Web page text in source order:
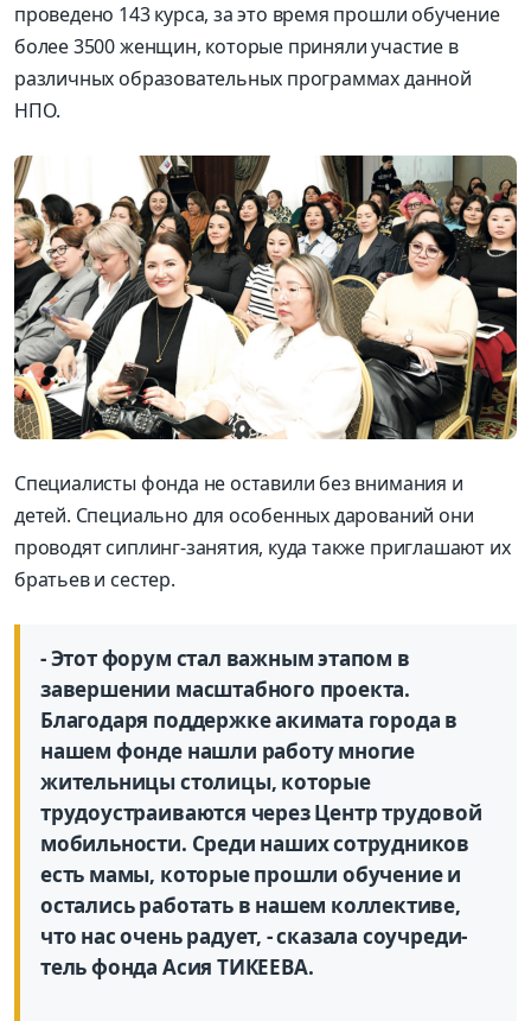
проведено 143 курса, за это время прошли обучение
более 3500 женщин, которые приняли участие в
различных образовательных программах данной
НПО.
Специалисты фонда не оставили без внимания и
детей. Специально для особенных дарований они
проводят сиплинг-занятия, куда также приглашают их
братьев и сестер.
- Этот форум стал важным этапом в
завершении масштабного проекта.
Благодаря поддержке акимата города в
нашем фонде нашли работу многие
жительницы столицы, которые
трудоустраиваются через Центр трудовой
мобильности. Среди наших сотрудников
есть мамы, которые прошли обучение и
остались работать в нашем коллективе,
что нас очень радует, - сказала соучреди-
тель фонда Асия ТИКЕЕВА.